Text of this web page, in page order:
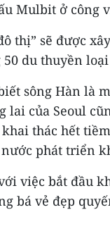
Mulbit ở công
thị” sẽ được
du thuyền
sông Hàn là
của Seoul
thác hết
phát triển
việc bắt đầu
bá vẻ đẹp